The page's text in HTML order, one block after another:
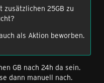
zusätzlichen 25GB zu
als Aktion beworben.
GB nach 24h da sein.
dann manuell nach.